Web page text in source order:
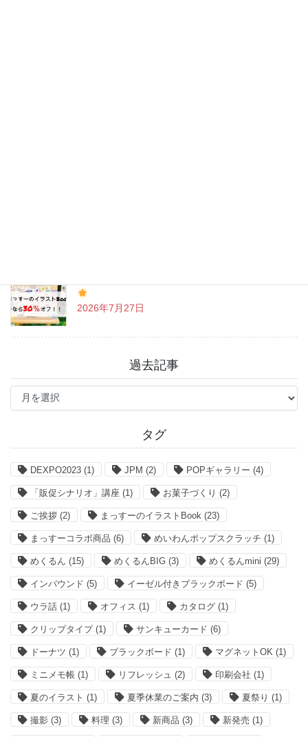
2026年7月27日
過去記事
過
記
タグ
DEXPO2023 (1) JPM (2) POPギャラリー (4)
「販促シナリオ」講座 (1) お菓子づくり (2)
ご挨拶 (2) まっすーのイラストBook (23)
まっすーコラボ商品 (6) めいわんポップスクラッチ (1)
めくるん (15) めくるんBIG (3) めくるんmini (29)
インバウンド (5) イーゼル付きブラックボード (5)
ウラ話 (1) オフィス (1) カタログ (1)
クリップタイプ(1) サンキューカード (6)
ドーナツ (1) ブラックボード (1) マグネットOK (1)
ミニメモ帳 (1) リフレッシュ (2) 印刷会社 (1)
夏のイラスト (1) 夏季休業のご案内 (3) 夏祭り (1)
撮影 (3) 料理 (3) 新商品 (3) 新発売 (1)